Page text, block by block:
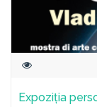
Expoziția